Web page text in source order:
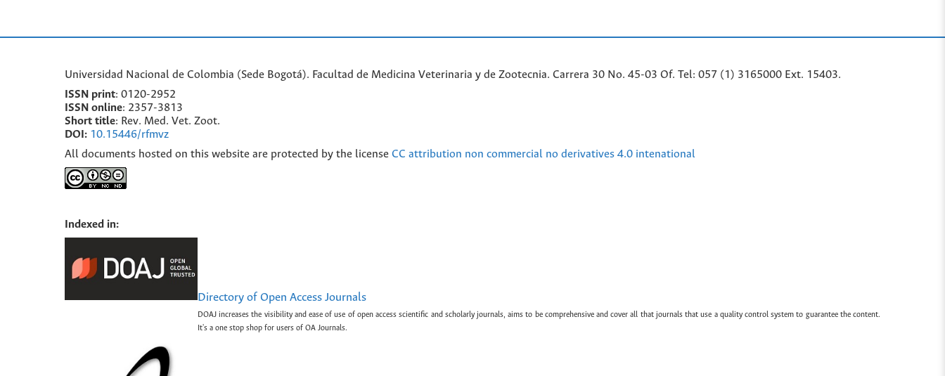
Universidad Nacional de Colombia (Sede Bogotá). Facultad de Medicina Veterinaria y de Zootecnia. Carrera 30 No. 45-03 Of. Tel: 057 (1) 3165000 Ext. 15403.
ISSN print: 0120-2952
SSN online: 2357-3813
Short title: Rev. Med. Vet. Zoot.
DOI: 10.15446/rfmvz
All documents hosted on this website are protected by the license CC attribution non commercial no derivatives 4.0 intenational
Indexed in:
Directory of Open Access Journals
DOAJ increases the visibility and ease of use of open access scientific and scholarly journals, aims to be comprehensive and cover all that journals that use a quality control system to guarantee the content.
It's a one stop shop for users of OA Journals.